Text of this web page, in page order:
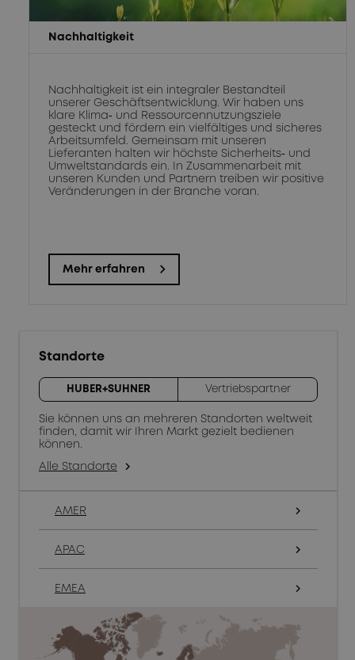
Nachhaltigkeit
Nachhaltigkeit ist ein integraler Bestandteil
unserer Geschäftsentwicklung. Wir haben uns
klare Klima‑ und Ressourcennutzungsziele
gesteckt und fördern ein vielfältiges und sicheres
Arbeitsumfeld. Gemeinsam mit unseren
Lieferanten halten wir höchste Sicherheits‑ und
Umweltstandards ein. In Zusammenarbeit mit
unseren Kunden und Partnern treiben wir positive
Veränderungen in der Branche voran.
Mehr erfahren
Standorte
HUBER+SUHNER Vertriebspartner
Sie können uns an mehreren Standorten weltweit
finden, damit wir Ihren Markt gezielt bedienen
können.
Alle Standorte arrow_forward_ios
AMER arrow_forward_ios
APAC arrow_forward_ios
EMEA arrow_forward_ios